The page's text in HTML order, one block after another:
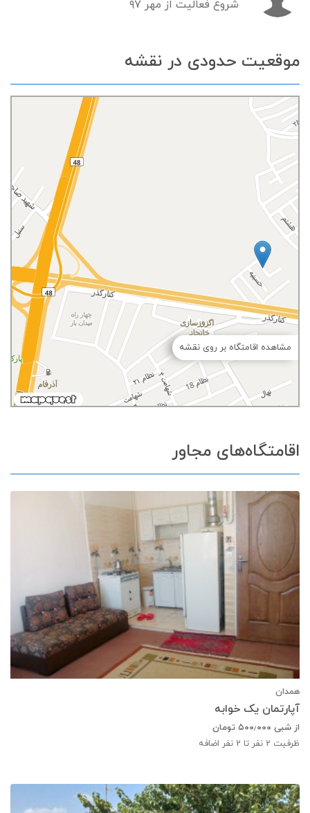
شروع فعالیت از مهر ۹۷
موقعیت حدودی در نقشه
مشاهده اقامتگاه بر روی نقشه
اقامتگاه‌های مجاور
همدان
آپارتمان یک خوابه
از شبی ۵۰۰٫۰۰۰ تومان
ظرفیت 2 نفر تا 2 نفر اضافه